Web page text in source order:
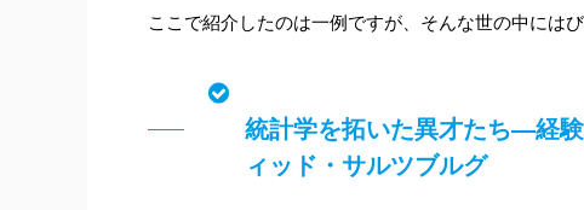
ここで紹介したのは一例ですが、そんな世の中には
統計学を拓いた異才たち―経
ィッド・サルツブルグ